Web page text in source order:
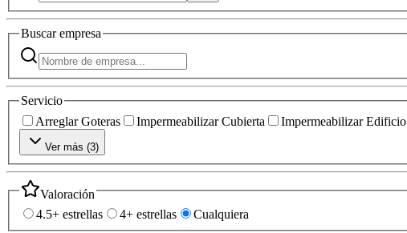
Buscarempresa
Servicio
Arreglar Goteras
Impermeabilizar Cubierta Impermeabilizar Edificio
Ver más (3)
Valoración
4.5+ estrellas
4+ estrellas Cualquiera